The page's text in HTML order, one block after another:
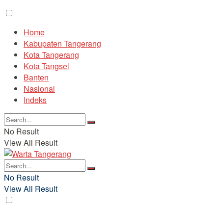
Home
Kabupaten Tangerang
Kota Tangerang
Kota Tangsel
Banten
Nasional
Indeks
No Result
View All Result
No Result
View All Result